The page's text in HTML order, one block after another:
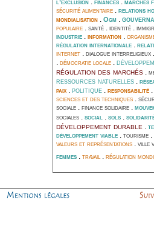
l’exclusion . finances . marchés
sécurité alimentaire . relations
mondialisation . Ogm .
populaire . santé . identité .
industrie . information .
régulation internationale .
internet . dialogue interreligieux .
. démocratie locale .
régulation des marchés .
ressources naturelles .
paix . politique . responsabilité .
sciences et des techniques .
sociale . finance solidaire .
sociales . social . sols .
développement durable .
développement viable . tourisme .
valeurs et représentations . ville
femmes . travail . régulation